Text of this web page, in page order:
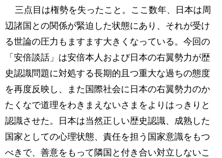
三点目は権勢を失ったこと。ここ数年、日本は周
辺諸国との関係が緊迫した状態にあり、それが受け
る世論の圧力もますます大きくなっている。今回の
「安倍談話」は安倍本人および日本の右翼勢力が歴
史認識問題に対処する長期的且つ重大な過ちの態度
を再度反映し、また国際社会に日本の右翼勢力のか
たくなで道理をわきまえないさまをよりはっきりと
認識させた。日本は当然正しい歴史認識、成熟した
国家としての心理状態、責任を担う国家意識をもつ
べきで、善意をもって隣国と付き合い対立しないこ